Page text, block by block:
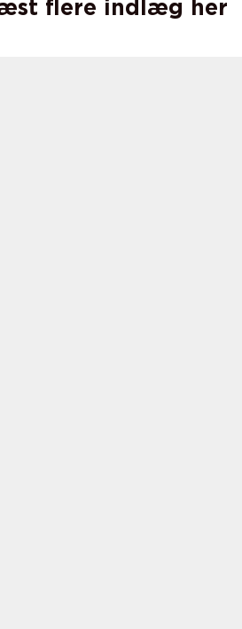
flere indlæg her